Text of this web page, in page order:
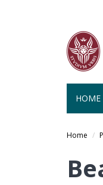
HOME
Home